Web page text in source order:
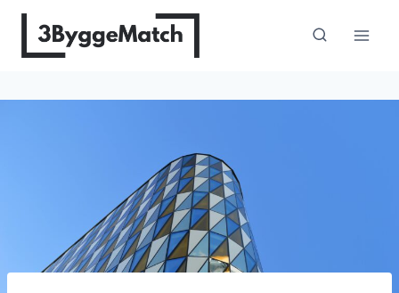
Fortsæt
indhold